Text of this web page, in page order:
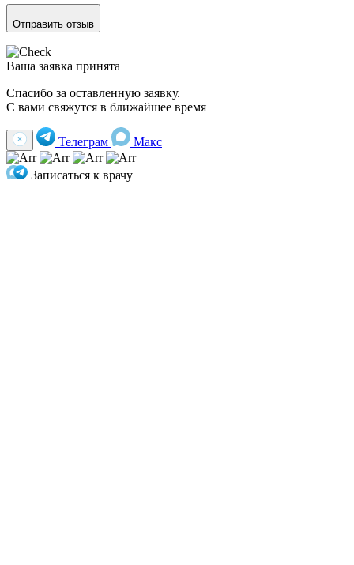
Отправить отзыв
Ваша заявка принята
Спасибо за оставленную заявку.
С вами свяжутся в ближайшее время
Телеграм Макс
Записаться к врачу